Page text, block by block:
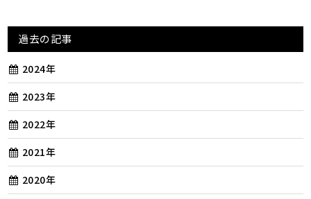
過去の記事
2024年
2023年
2022年
2021年
2020年